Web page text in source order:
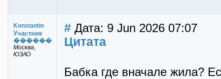
Konstantin
Участник
������
Москва,
ЮЗАО
# Дата: 9 Jun 2026 07:07
Цитата
Бабка где вначале жила?